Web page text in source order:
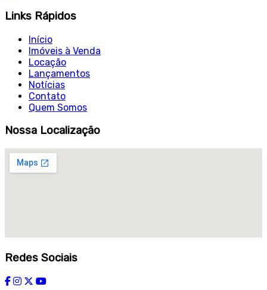
Links Rápidos
Início
Imóveis à Venda
Locação
Lançamentos
Notícias
Contato
Quem Somos
Nossa Localização
Redes Sociais